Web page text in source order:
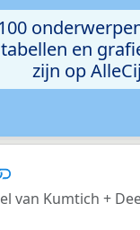
en
zijn op
van Kumtich +